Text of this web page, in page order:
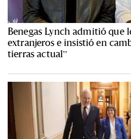
Benegas Lynch admitió que
extranjeros e insistió en
tierras actual”